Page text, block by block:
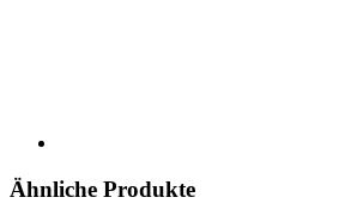
Ähnliche Produkte